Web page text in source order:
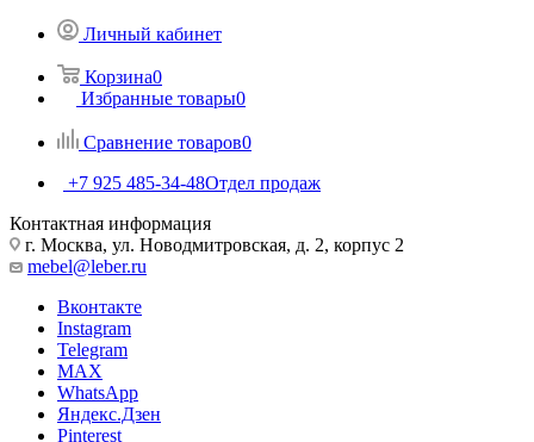
Личный кабинет
Корзина0
Избранные товары0
Сравнение товаров0
+7 925 485-34-48Отдел продаж
Контактная информация
г. Москва, ул. Новодмитровская, д. 2, корпус 2
mebel@leber.ru
Вконтакте
Instagram
Telegram
MAX
WhatsApp
Яндекс.Дзен
Pinterest